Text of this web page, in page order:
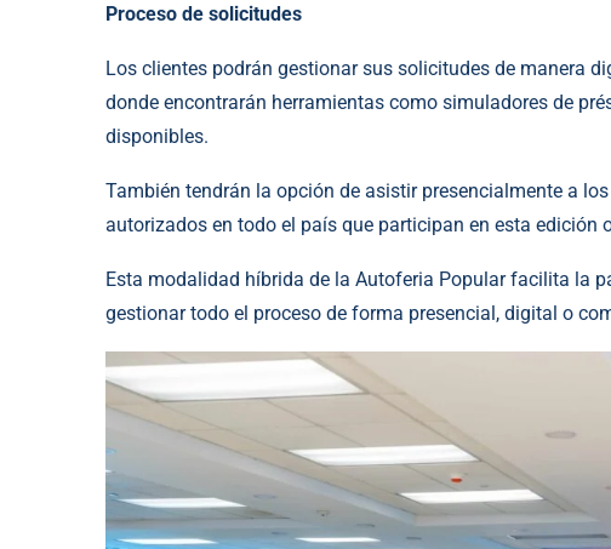
Proceso de solicitudes
Los clientes podrán gestionar sus solicitudes de manera
donde encontrarán herramientas como simuladores de
disponibles.
También tendrán la opción de asistir presencialmente a
autorizados en todo el país que participan en esta edición
Esta modalidad híbrida de la Autoferia Popular facilita la
gestionar todo el proceso de forma presencial, digital o